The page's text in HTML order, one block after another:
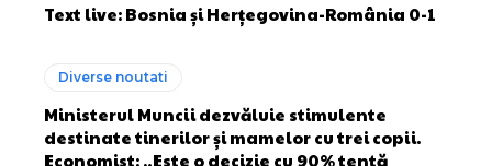
Text live: Bosnia și Herțegovina-România 0-1
Diverse noutati
Ministerul Muncii dezvăluie stimulente
destinate tinerilor și mamelor cu trei copii.
Economist: „Este o decizie cu 90% tentă